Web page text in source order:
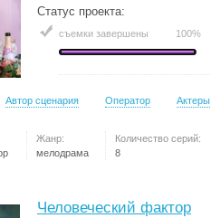
Статус проекта:
съемки завершены 100%
Автор сценария Оператор Актеры
Жанр:
мелодрама
Количество серий:
8
Человеческий фактор